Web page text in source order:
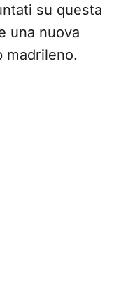
su questa
una nuova
madrileno.